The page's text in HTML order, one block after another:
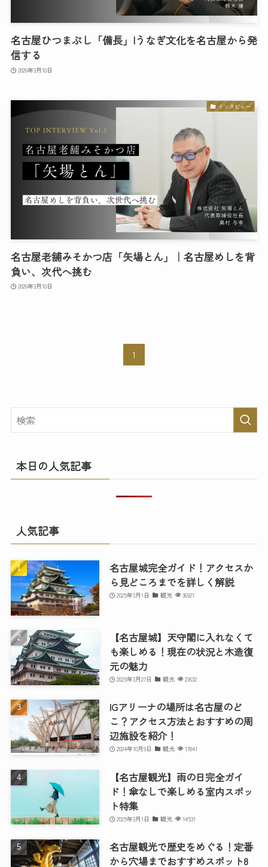
名古屋ひつまぶし「備長」|うなぎ文化を名古屋から発
信する
2026年3月10日
インタビュー
名古屋老舗みそかつ店「矢場とん」｜名古屋めしを背
負い、次代へ挑む
2026年3月10日
1
本日の人気記事
人気記事
名古屋城完全ガイド！アクセスか
ら見どころまでを詳しく解説
2025年3月1日 観光 36921
【名古屋城】天守閣に入れなくて
も楽しめる！現在の状況と木造復
元の魅力
2025年3月27日 観光 23632
IGアリーナの場所は名古屋のど
こ？アクセス方法とおすすめの周
辺施設を紹介！
2024年10月9日 観光 17841
【名古屋観光】雨の日完全ガイ
ド！傘なしで楽しめる室内スポッ
ト特集
2025年3月1日 観光 14531
名古屋観光で歴史をめぐる！定番
から穴場までおすすめスポット8